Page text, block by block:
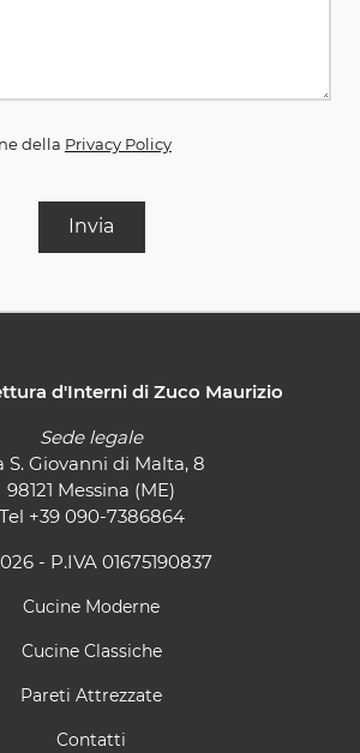
della Privacy Policy
Invia
d'Interni di Zuco Maurizio
Sede legale
S. Giovanni di Malta, 8
98121 Messina (ME)
Tel +39 090-7386864
- P.IVA 01675190837
Cucine Moderne
Cucine Classiche
Pareti Attrezzate
Contatti